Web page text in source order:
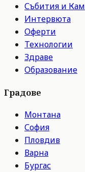
Събития и
Интервюта
Оферти
Технологии
Здраве
Образование
Градове
Монтана
София
Пловдив
Варна
Бургас